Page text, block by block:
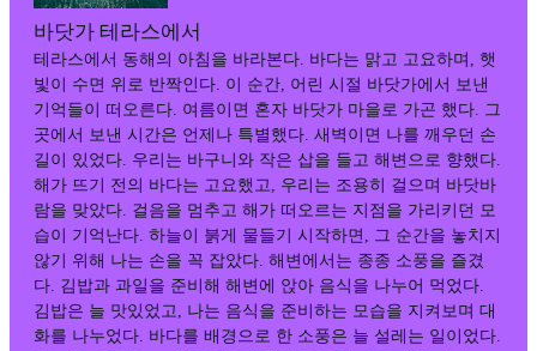
바닷가 테라스에서
테라스에서 동해의 아침을 바라본다. 바다는 맑고 고요하며, 햇
빛이 수면 위로 반짝인다. 이 순간, 어린 시절 바닷가에서 보낸
기억들이 떠오른다. 여름이면 혼자 바닷가 마을로 가곤 했다. 그
곳에서 보낸 시간은 언제나 특별했다. 새벽이면 나를 깨우던 손
길이 있었다. 우리는 바구니와 작은 삽을 들고 해변으로 향했다.
해가 뜨기 전의 바다는 고요했고, 우리는 조용히 걸으며 바닷바
람을 맞았다. 걸음을 멈추고 해가 떠오르는 지점을 가리키던 모
습이 기억난다. 하늘이 붉게 물들기 시작하면, 그 순간을 놓치지
않기 위해 나는 손을 꼭 잡았다. 해변에서는 종종 소풍을 즐겼
다. 김밥과 과일을 준비해 해변에 앉아 음식을 나누어 먹었다.
김밥은 늘 맛있었고, 나는 음식을 준비하는 모습을 지켜보며 대
화를 나누었다. 바다를 배경으로 한 소풍은 늘 설레는 일이었다.